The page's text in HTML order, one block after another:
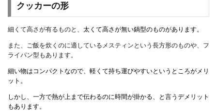
クッカーの形
細くて高さが有るものと、 太くて高さが無い鍋型のものがあります。
また、ご飯を炊くのに適しているメスティンという長方形のものや、フ
ライパン型もあります。
細い物はコンパクトなので、軽くて持ち運びやすいというところがメリ
ット。
しかし、一方で熱が上まで伝わるのに時間が掛かる、と言うデメリット
もあります。